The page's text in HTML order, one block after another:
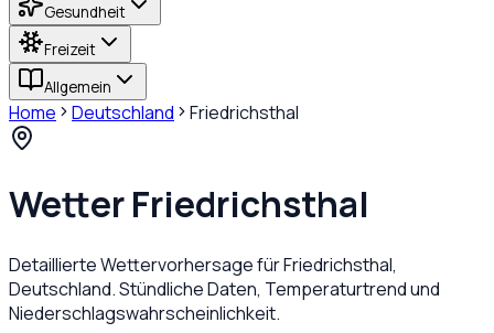
Gesundheit
Freizeit
Allgemein
Home Deutschland Friedrichsthal
WetterFriedrichsthal
Detaillierte Wettervorhersage fürFriedrichsthal,
Deutschland. Stündliche Daten, Temperaturtrend und
Niederschlagswahrscheinlichkeit.